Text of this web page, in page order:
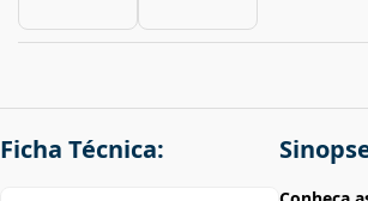
Ficha Técnica: